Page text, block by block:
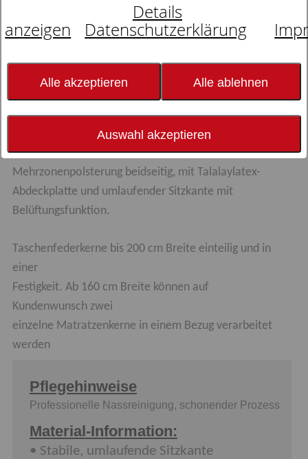
Details
anzeigen
Datenschutzerklärung
Alle akzeptieren Alle ablehnen
Auswahl akzeptieren
Punktelastischer 7-Zonen-Tonnentaschenfederkern
einzeln eingenäht in Taschen aus Baumwollstoff.
Mehrzonenpolsterung beidseitig, mit Talalaylatex-
Abdeckplatte und umlaufender Sitzkante mit
Belüftungsfunktion.
Taschenfederkerne bis 200 cm Breite einteilig und in
einer
Festigkeit. Ab 160 cm Breite können auf
Kundenwunsch zwei
einzelne Matratzenkerne in einem Bezug verarbeitet
werden
Pflegehinweise
Professionelle Nassreinigung, schonender Prozess
Material-Information:
• Stabile, umlaufende Sitzkante